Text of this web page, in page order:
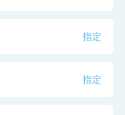
指定
指定